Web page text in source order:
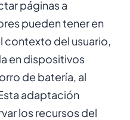
páginas a
pueden tener en
contexto del usuario,
en dispositivos
de batería, al
adaptación
los recursos del